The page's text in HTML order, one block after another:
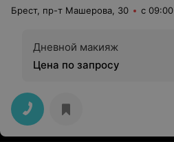
Брест, пр-т Машерова, 30 с 09:00
Дневной макияж
Цена по запросу